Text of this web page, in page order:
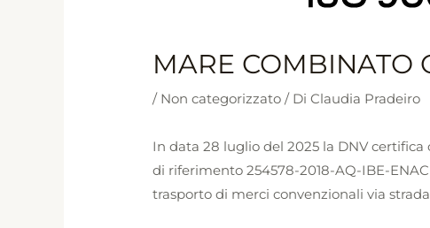
MARE COMBINATO
/ Non categorizzato / DiClaudia Pradeiro
In data 28 luglio del 2025 la DNV
di riferimento 254578-2018-AQ-IBE-
trasporto di merci convenzionali via